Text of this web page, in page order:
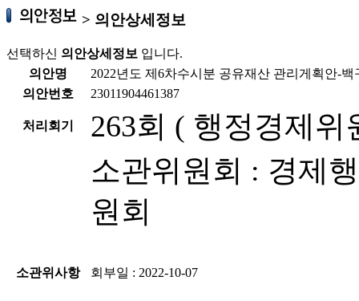
> 의안상세정보
선택하신 의안상세정보 입니다.
의안명
2022년도 제6차수시분 공유재산 관리게획안-
의안번호
23011904461387
처리회기 263회 ( 행정경제위
소관위사항
소관위원회 : 경제
원회
회부일 : 2022-10-07